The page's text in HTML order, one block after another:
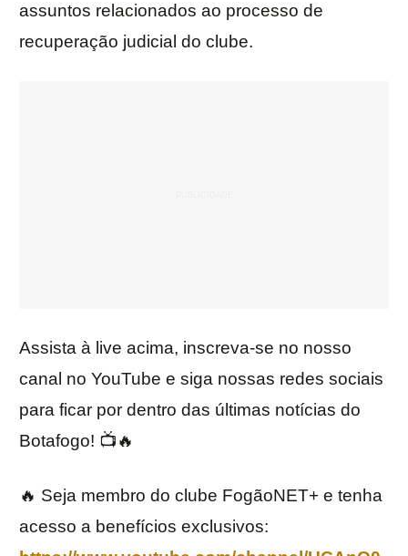
assuntos relacionados ao processo de
recuperação judicial do clube.
Assista à live acima, inscreva-se no nosso
canal no YouTube e siga nossas redes sociais
para ficar por dentro das últimas notícias do
Botafogo! 📺🔥
🔥 Seja membro do clube FogãoNET+ e tenha
acesso a benefícios exclusivos: